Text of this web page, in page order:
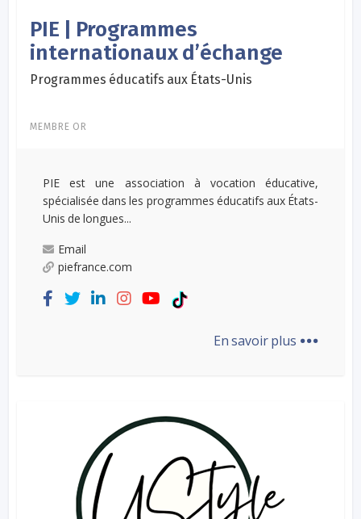
PIE | Programmes
internationaux d’échange
Programmes éducatifs aux États-Unis
MEMBRE OR
PIE est une association à vocation éducative,
spécialisée dans les programmes éducatifs aux États-
Unis de longues...
Email
piefrance.com
En savoir plus ...